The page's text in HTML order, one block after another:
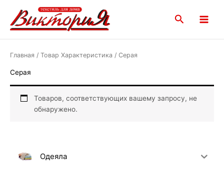
содержимому
Поиск
Menu
Одеяла
Главная / Товар Характеристика / Серая
Серая
Товаров, соответствующих вашему запросу, не
обнаружено.